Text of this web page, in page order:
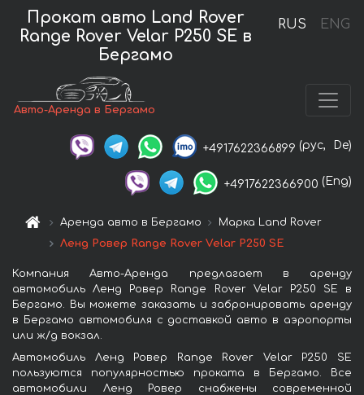
RUS ENG
Прокат авто Land Rover
Range Rover Velar P250 SE в
Бергамо
Авто-Аренда в Бергамо
+4917622366899 (рус, De)
+4917622366900 (Eng)
Аренда авто в Бергамо
Марка Land Rover
Ленд Ровер Range Rover Velar P250 SE
Компания Авто-Аренда предлагает в аренду
автомобиль Ленд Ровер Range Rover Velar P250 SE в
Бергамо. Вы можете заказать и забронировать аренду
в Бергамо автомобиля с доставкой авто в аэропорты
или ж/д вокзал.
Автомобиль Ленд Ровер Range Rover Velar P250 SE
пользуются популярностью проката в Бергамо. Все
автомобили Ленд Ровер снабжены современной